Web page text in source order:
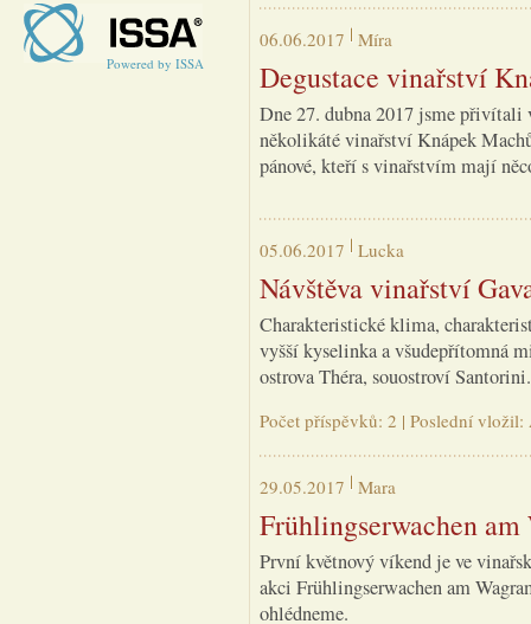
Powered by ISSA
06.06.2017 Míra
Degustace vinařství
Dne 27. dubna 2017 jsme
několikáté vinařství Knápek
pánové, kteří s vinařstvím mají
05.06.2017 Lucka
Návštěva vinařství
Charakteristické klima,
vyšší kyselinka a všudepřítomná
ostrova Théra, souostroví Santorini.
Počet příspěvků: 2 | Poslední
29.05.2017 Mara
Frühlingserwachen am
První květnový víkend je ve
akci Frühlingserwachen am
ohlédneme.